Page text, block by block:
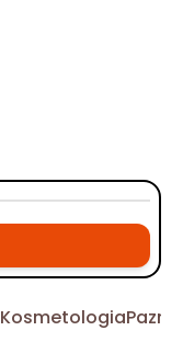
Kosmetologia